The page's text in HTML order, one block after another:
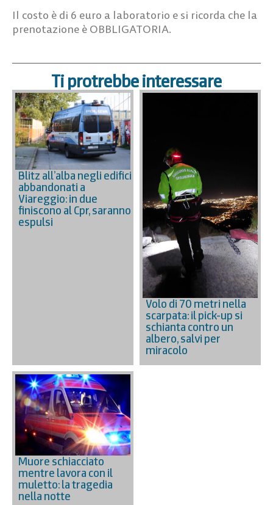
Il costo è di 6 euro a laboratorio e si ricorda che la
prenotazione è OBBLIGATORIA.
Ti protrebbe interessare
Blitz all’alba negli edifici
abbandonati a
Viareggio: in due
finiscono al Cpr, saranno
espulsi
Volo di 70 metri nella
scarpata: il pick-up si
schianta contro un
albero, salvi per
miracolo
Muore schiacciato
mentre lavora con il
muletto: la tragedia
nella notte